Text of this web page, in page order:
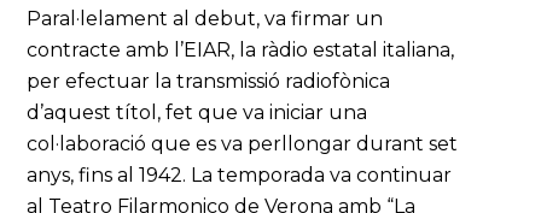
Paral·lelament al debut, va firmar un
contracte amb l’EIAR, la ràdio estatal italiana,
per efectuar la transmissió radiofònica
d’aquest títol, fet que va iniciar una
col·laboració que es va perllongar durant set
anys, fins al 1942. La temporada va continuar
al Teatro Filarmonico de Verona amb “La